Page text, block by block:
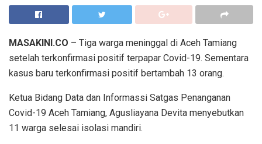
MASAKINI.CO – Tiga warga meninggal di Aceh Tamiang
setelah terkonfirmasi positif terpapar Covid-19. Sementara
kasus baru terkonfirmasi positif bertambah 13 orang.
Ketua Bidang Data dan Informassi Satgas Penanganan
Covid-19 Aceh Tamiang, Agusliayana Devita menyebutkan
11 warga selesai isolasi mandiri.